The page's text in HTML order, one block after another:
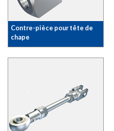
Contre-pièce pour tête de
chape